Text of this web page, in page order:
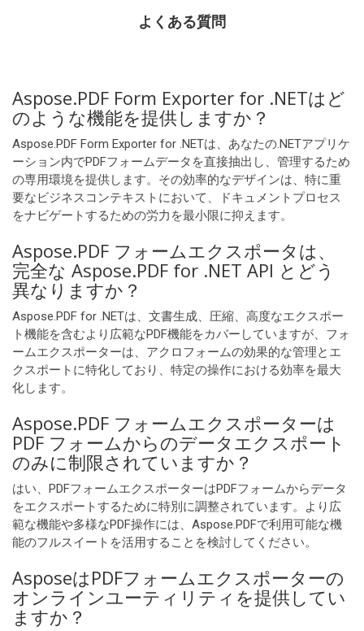
よくある質問
Aspose.PDF Form Exporter for .NETはど
のような機能を提供しますか？
Aspose.PDF Form Exporter for .NETは、あなたの.NETアプリケ
ーション内でPDFフォームデータを直接抽出し、管理するため
の専用環境を提供します。その効率的なデザインは、特に重
要なビジネスコンテキストにおいて、ドキュメントプロセス
をナビゲートするための労力を最小限に抑えます。
Aspose.PDF フォームエクスポータは、
完全な Aspose.PDF for .NET API とどう
異なりますか？
Aspose.PDF for .NETは、文書生成、圧縮、高度なエクスポー
ト機能を含むより広範なPDF機能をカバーしていますが、フォ
ームエクスポーターは、アクロフォームの効果的な管理とエ
クスポートに特化しており、特定の操作における効率を最大
化します。
Aspose.PDF フォームエクスポーターは
PDF フォームからのデータエクスポート
のみに制限されていますか？
はい、PDFフォームエクスポーターはPDFフォームからデータ
をエクスポートするために特別に調整されています。より広
範な機能や多様なPDF操作には、Aspose.PDFで利用可能な機
能のフルスイートを活用することを検討してください。
AsposeはPDFフォームエクスポーターの
オンラインユーティリティを提供してい
ますか？